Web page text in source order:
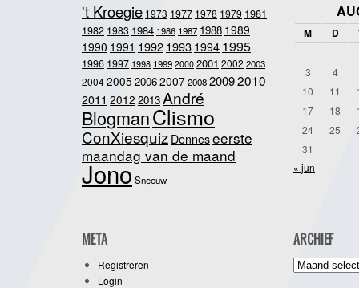
't Kroegie 1973 1977 1978 1979 1981
1982 1983 1984 1986 1987 1988 1989
1990 1991 19921993 1994 1995
1996 1997 1998 1999 2000 2001 2002 2003
20042005 20062007200820092010
2011 2012 2013André
BlogmanClismo
ConXiesquiz Denneseerste
maandag van de maand
JonoSneeuw
M D
3
4
10
11
17
18
24
25
31
« jun
META
Registreren
Login
ARCHIEF
Archief